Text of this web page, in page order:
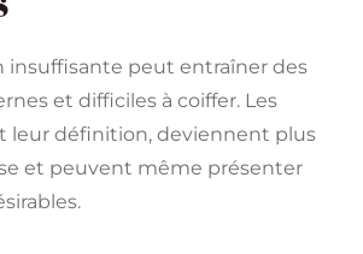
insuffisante peut entraîner des
et difficiles à coiffer. Les
leur définition, deviennent plus
et peuvent même présenter